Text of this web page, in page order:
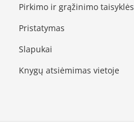
Pirkimo ir grąžinimo taisyklės
Pristatymas
Slapukai
Knygų atsiėmimas vietoje